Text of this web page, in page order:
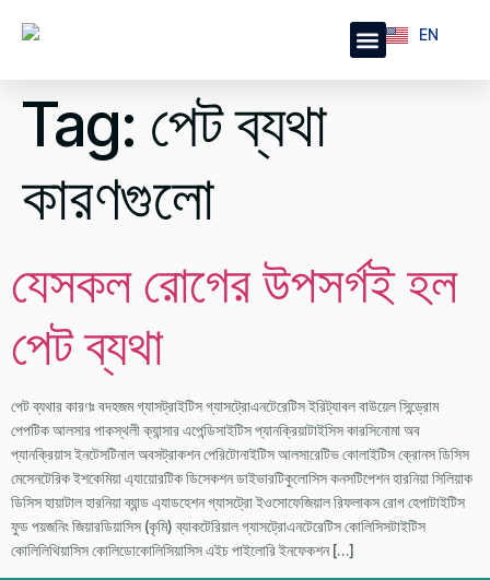
EN
BN
Tag: পেট ব্যথা
কারণগুলো
যেসকল রোগের উপসর্গই হল
পেট ব্যথা
পেট ব্যথার কারণঃ বদহজম গ্যাসট্রাইটিস গ্যাসট্রোএনটেরেটিস ইরিট্যাবল বাউয়েল সিন্ড্রোম
পেপটিক আলসার পাকস্থলী ক্যান্সার এপেন্ডিসাইটিস প্যানক্রিয়াটাইসিস কারসিনোমা অব
প্যানক্রিয়াস ইনটেসটিনাল অবসট্রাকশন পেরিটোনাইটিস আলসারেটিভ কোলাইটিস ক্রোনস ডিসিস
মেসেনটেরিক ইশকেমিয়া এ্যায়োরটিক ডিসেকশন ডাইভারটিকুলোসিস কনসটিপেশন হারনিয়া সিলিয়াক
ডিসিস হায়াটাল হারনিয়া ব্যান্ড এ্যাডহেশন গ্যাসট্রো ইওসোফেজিয়াল রিফলাকস রোগ হেপাটাইটিস
ফুড পয়জনিং জিয়ারডিয়াসিস (কৃমি) ব্যাকটেরিয়াল গ্যাসট্রোএনটেরেটিস কোলিসিসটাইটিস
কোলিলিথিয়াসিস কোলিডোকোলিসিয়াসিস এইচ পাইলোরি ইনফেকশন […]